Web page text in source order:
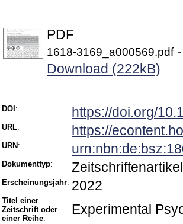
PDF
1618-3169_a000569.pdf-
Download (222kB)
DOI : https://doi.org/
URL: https://
URN :
Dokumenttyp: Zeitschriftenartikel
Erscheinungsjahr: 2022
Titel einer
Zeitschrift oder
einer Reihe:
Experimental